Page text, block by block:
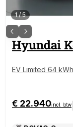
1/5
Hyundai
EV Limited 64
€ 22.940incl. btw